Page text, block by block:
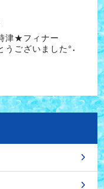
津★フィナー
うございました°˖